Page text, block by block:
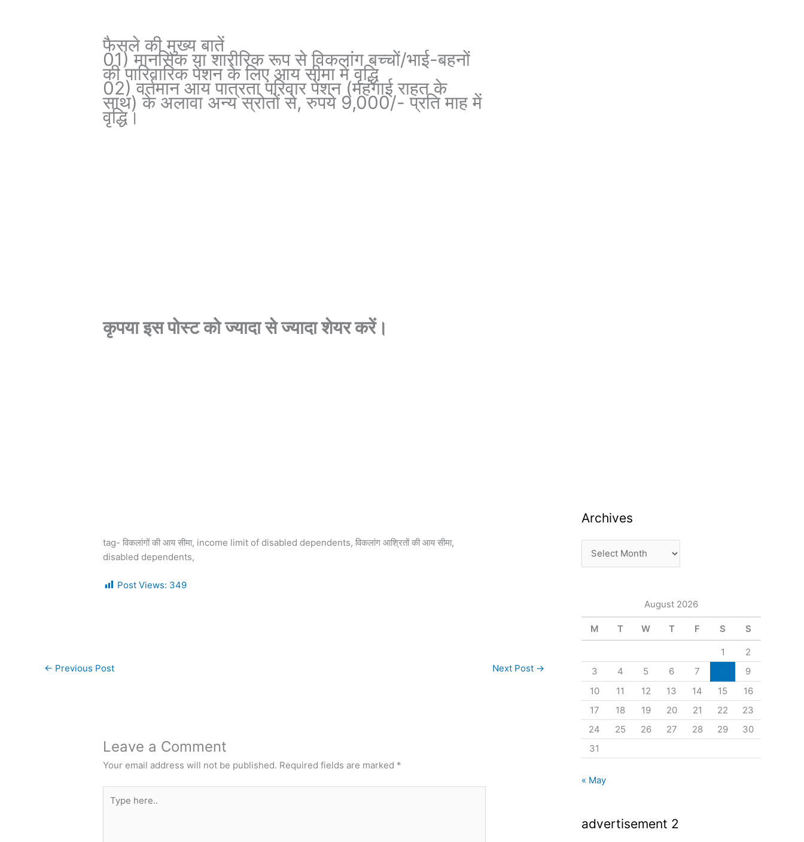
फैसले की मुख्य बातें
01) मानसिक या शारीरिक रूप से विकलांग बच्चों/भाई-बहनों
की पारिवारिक पेंशन के लिए आय सीमा में वृद्धि
02) वर्तमान आय पात्रता परिवार पेंशन (महंगाई राहत के
साथ) के अलावा अन्य स्रोतों से, रुपये 9,000/- प्रति माह में
वृद्धि।
कृपया इस पोस्ट को ज्यादा से ज्यादा शेयर करें।
tag- विकलांगों की आय सीमा, income limit of disabled dependents, विकलांग आश्रितों की आय सीमा,
disabled dependents,
Post Views: 349
← Previous Post Next Post →
Leave a Comment
Your email address will not be published. Required fields are marked *
here..
Archives
August 2026
M T W T F S S
1
2
3
4 5 6 7
9
10
11 12 13 14 15
16
17
18 19 20 21 22
23
24
25 26 27 28 29
30
31
« May
advertisement 2